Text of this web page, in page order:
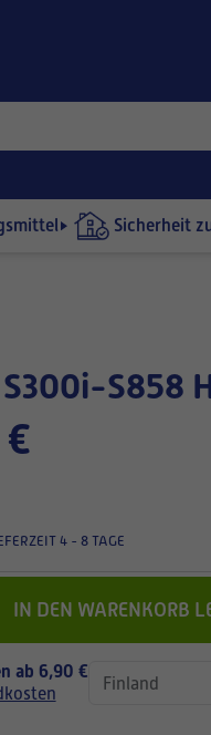
Sicherheit
S300i-
4 - 8 TAGE
IN DEN WARENKORB
ab 6,90 €